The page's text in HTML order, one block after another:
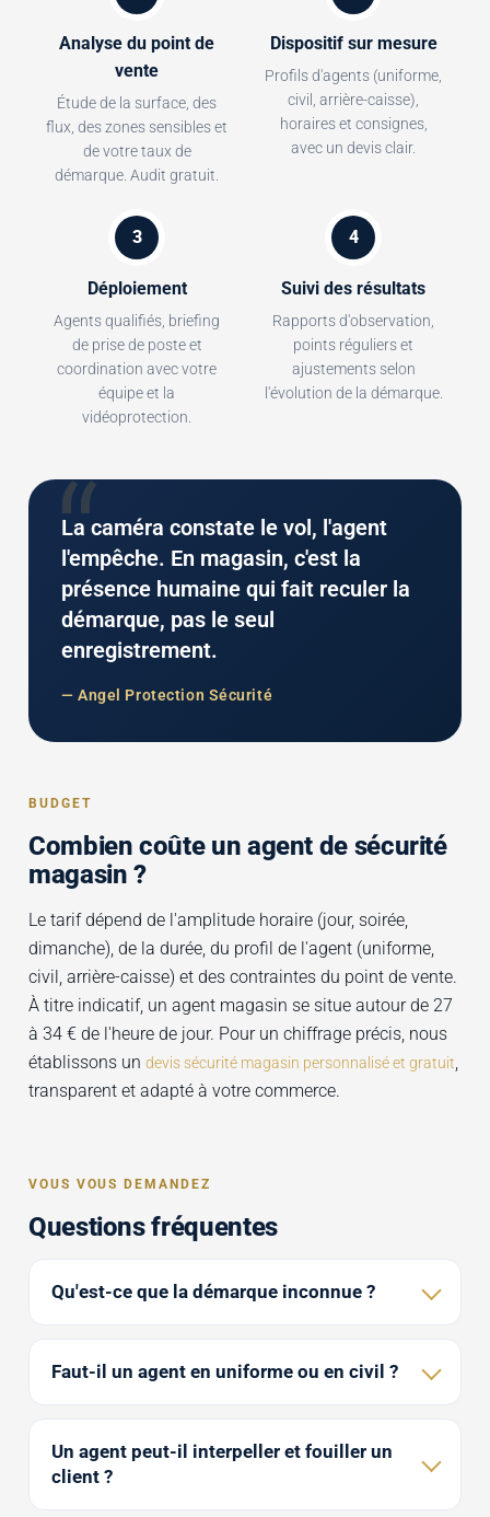
Analyse du point de
vente
Étude de la surface, des
flux, des zones sensibles et
de votre taux de
démarque. Audit gratuit.
Dispositif sur mesure
Profils d'agents (uniforme,
civil, arrière-caisse),
horaires et consignes,
avec un devis clair.
3
Déploiement
Agents qualifiés, briefing
de prise de poste et
coordination avec votre
équipe et la
vidéoprotection.
4
Suivi des résultats
Rapports d'observation,
points réguliers et
ajustements selon
l'évolution de la démarque.
“
La caméra constate le vol, l'agent
l'empêche. En magasin, c'est la
présence humaine qui fait reculer la
démarque, pas le seul
enregistrement.
— Angel Protection Sécurité
BUDGET
Combien coûte un agent de sécurité
magasin ?
Le tarif dépend de l'amplitude horaire (jour, soirée,
dimanche), de la durée, du profil de l'agent (uniforme,
civil, arrière-caisse) et des contraintes du point de vente.
À titre indicatif, un agent magasin se situe autour de 27
à 34 € de l'heure de jour. Pour un chiffrage précis, nous
établissons un devis sécurité magasin personnalisé et gratuit,
transparent et adapté à votre commerce.
VOUS VOUS DEMANDEZ
Questions fréquentes
Qu'est-ce que la démarque inconnue ?
Faut-il un agent en uniforme ou en civil ?
Un agent peut-il interpeller et fouiller un
client ?